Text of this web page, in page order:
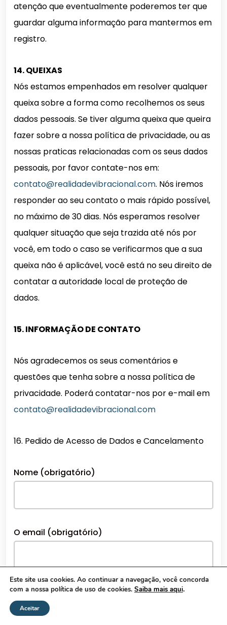
atenção que eventualmente poderemos ter que
guardar alguma informação para mantermos em
registro.
14. QUEIXAS
Nós estamos empenhados em resolver qualquer
queixa sobre a forma como recolhemos os seus
dados pessoais. Se tiver alguma queixa que queira
fazer sobre a nossa política de privacidade, ou as
nossas praticas relacionadas com os seus dados
pessoais, por favor contate-nos em:
contato@realidadevibracional.com. Nós iremos
responder ao seu contato o mais rápido possível,
no máximo de 30 dias. Nós esperamos resolver
qualquer situação que seja trazida até nós por
você, em todo o caso se verificarmos que a sua
queixa não é aplicável, você está no seu direito de
contatar a autoridade local de proteção de
dados.
15. INFORMAÇÃO DE CONTATO
Nós agradecemos os seus comentários e
questões que tenha sobre a nossa política de
privacidade. Poderá contatar-nos por e-mail em
contato@realidadevibracional.com
16. Pedido de Acesso de Dados e Cancelamento
Nome (obrigatório)
O email (obrigatório)
Assunto - Solicite uma cópia dos dados que
temos sobre você. Um e-mail será enviado para
Este site usa cookies. Ao continuar a navegação, você concorda
com a nossa política de uso de cookies. Saiba mais aqui.
Aceitar